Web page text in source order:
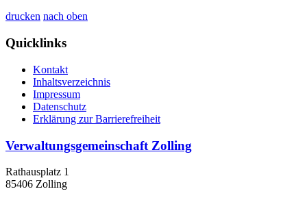
drucken nach oben
Quicklinks
Kontakt
Inhaltsverzeichnis
Impressum
Datenschutz
Erklärung zur Barrierefreiheit
Verwaltungsgemeinschaft Zolling
Rathausplatz 1
85406 Zolling